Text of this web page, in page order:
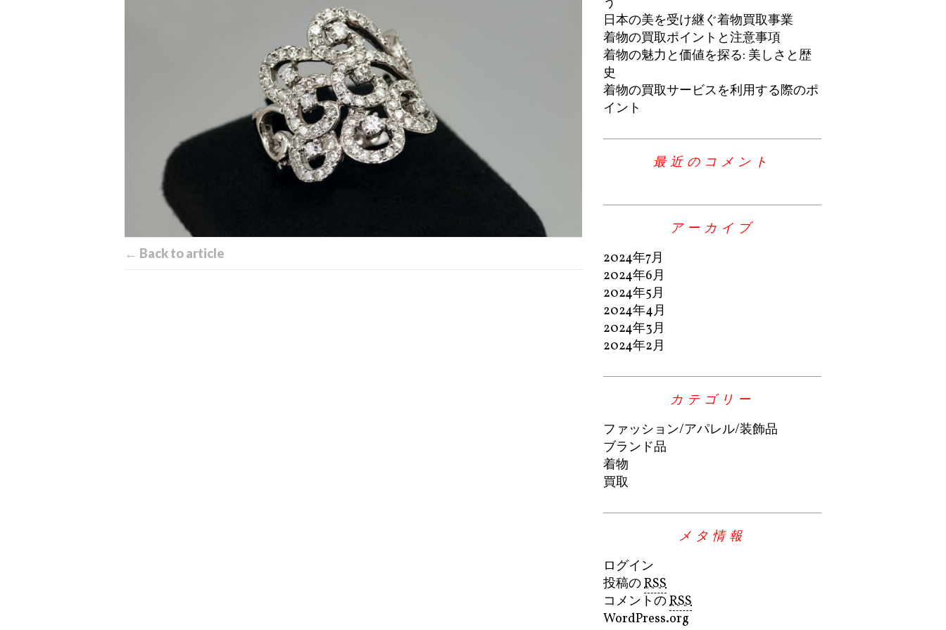
← Back to article
日本の美を受け継ぐ着物買取事業
着物の買取ポイントと注意事項
着物の魅力と価値を探る: 美しさと歴
史
着物の買取サービスを利用する際のポ
イント
最近のコメント
アーカイブ
2024年7月
2024年6月
2024年5月
2024年4月
2024年3月
2024年2月
カテゴリー
ファッション/アパレル/装飾品
ブランド品
着物
買取
メタ情報
ログイン
投稿のRSS
コメントのRSS
WordPress.org